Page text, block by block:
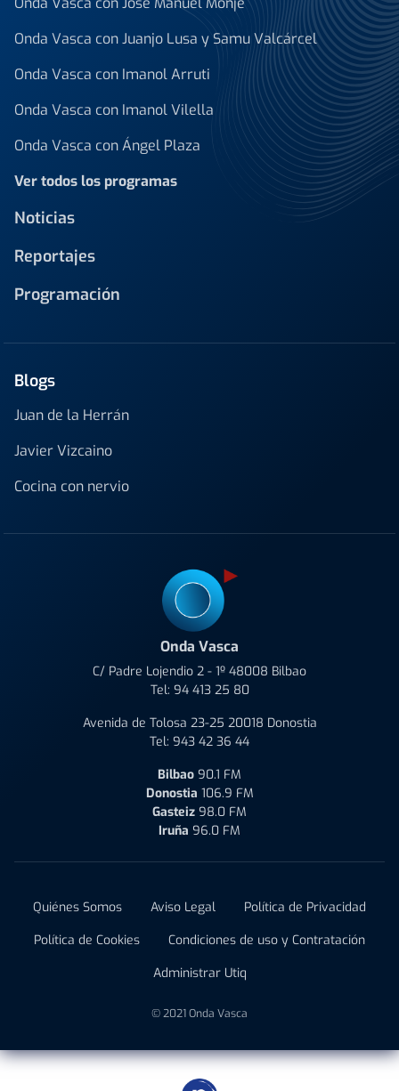
Onda Vasca con Juanjo Lusa y Samu Valcárcel
Onda Vasca con Imanol Arruti
Onda Vasca con Imanol Vilella
Onda Vasca con Ángel Plaza
Ver todos los programas
Noticias
Reportajes
Programación
Blogs
Juan de la Herrán
Javier Vizcaino
Cocina con nervio
Onda Vasca
C/ Padre Lojendio 2 - 1º 48008 Bilbao
Tel: 94 413 25 80
Avenida de Tolosa 23-25 20018 Donostia
Tel: 943 42 36 44
Bilbao 90.1 FM
Donostia 106.9 FM
Gasteiz 98.0 FM
Iruña 96.0 FM
Quiénes Somos Aviso Legal
Política de Privacidad
Política de Cookies
Condiciones de uso y Contratación
Administrar Utiq
© 2021 Onda Vasca